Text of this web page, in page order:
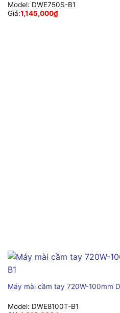
Model: DWE750S-B1
Giá:1,145,000₫
Máy mài cầm tay 720W-100mm
Model: DWE8100T-B1